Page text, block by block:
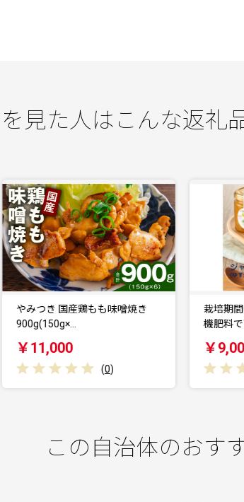
見た人はこんな返礼
栽培期間中農薬不使用 自家製有
機肥料で育つ果実の …
￥9,000
(
自家
わうレ
￥
この自治体のおす